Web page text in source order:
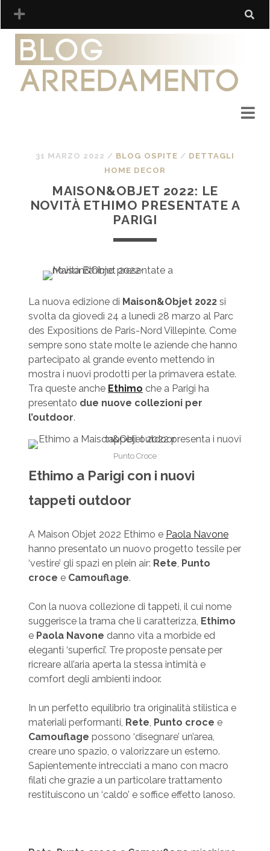
31 MARZO 2022 / BLOG OSPITE / DETTAGLI
HOME DECOR
MAISON&OBJET 2022: LE
NOVITÀ ETHIMO PRESENTATE A
PARIGI
La nuova edizione di Maison&Objet 2022si
svolta da giovedì 24 a lunedì 28 marzo al Parc
des Expositions de Paris-Nord Villepinte. Come
sempre sono state molte le aziende che hanno
partecipato al grande evento mettendo in
mostra i nuovi prodotti per la primavera estate.
Tra queste anche Ethimo che a Parigi ha
presentato due nuove collezioni per
l’outdoor.
Punto Croce
Ethimo a Parigi con i nuovi
tappeti outdoor
A Maison Objet 2022 Ethimo e Paola Navone
hanno presentato un nuovo progetto tessile per
‘vestire’ gli spazi en plein air: Rete, Punto
croce e Camouflage.
Con la nuova collezione di tappeti, il cui nome
suggerisce la trama che li caratterizza, Ethimo
e Paola Navone danno vita a morbide ed
eleganti ‘superfici’. Tre proposte pensate per
ricreare all’aria aperta la stessa intimità e
comfort degli ambienti indoor.
In un perfetto equilibrio tra originalità stilistica e
materiali performanti, Rete, Punto croce e
Camouflage possono ‘disegnare’ un’area,
creare uno spazio, o valorizzare un esterno.
Sapientemente intrecciati a mano con macro
filati che grazie a un particolare trattamento
restituiscono un ‘caldo’ e soffice effetto lanoso.